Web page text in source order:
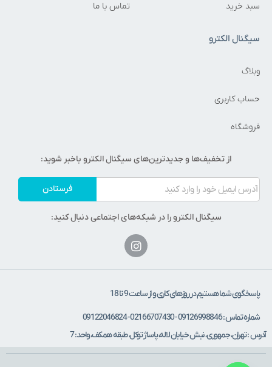
سبد خرید تماس با ما
سیگنال الکترو
وبلاگ
حساب کاربری
فروشگاه
از تخفیف‌ها و جدیدترین‌های سیگنال الکترو باخبر شوید:
فرستادن
سیگنال الکترو را در شبکه‌های اجتماعی دنبال کنید:
پاسخگوی شما هستیم در روزهای کاری و از ساعت 9 تا 18
شماره تماس : 09126998846 - 02166707430 - 09122046824
آدرس : تهران، جمهوری، نبش خیابان لاله، پاساژ توکل، طبقه همکف، واحد: 7